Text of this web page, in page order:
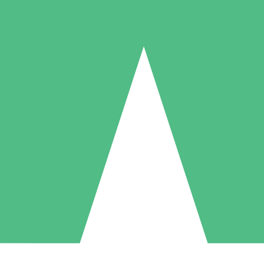
Individuelle Credit-Pakete
nach Bedarf mit Download-Credits. Keine monatliche Verpflichtung